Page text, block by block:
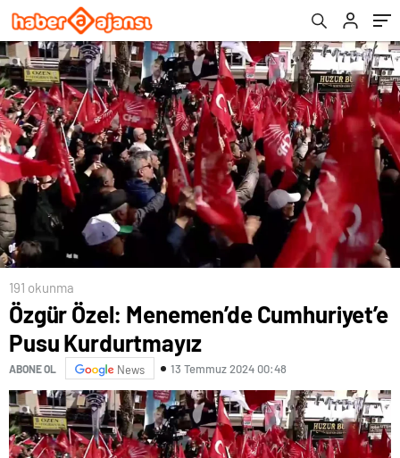
191 okunma
Özgür Özel: Menemen’de Cumhuriyet’e
Pusu Kurdurtmayız
ABONE OL News 13 Temmuz 2024 00:48